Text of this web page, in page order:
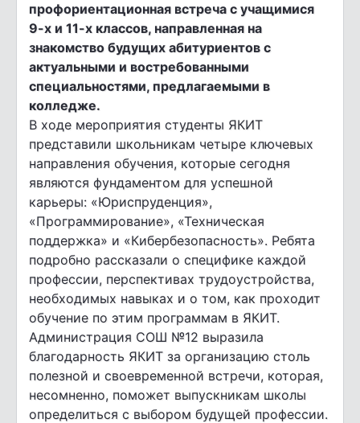
профориентационная встреча с учащимися
9-х и 11-х классов, направленная на
знакомство будущих абитуриентов с
актуальными и востребованными
специальностями, предлагаемыми в
колледже.
В ходе мероприятия студенты ЯКИТ
представили школьникам четыре ключевых
направления обучения, которые сегодня
являются фундаментом для успешной
карьеры: «Юриспруденция»,
«Программирование», «Техническая
поддержка» и «Кибербезопасность». Ребята
подробно рассказали о специфике каждой
профессии, перспективах трудоустройства,
необходимых навыках и о том, как проходит
обучение по этим программам в ЯКИТ.
Администрация СОШ №12 выразила
благодарность ЯКИТ за организацию столь
полезной и своевременной встречи, которая,
несомненно, поможет выпускникам школы
определиться с выбором будущей профессии.